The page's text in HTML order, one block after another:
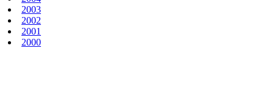
2003
2002
2001
2000